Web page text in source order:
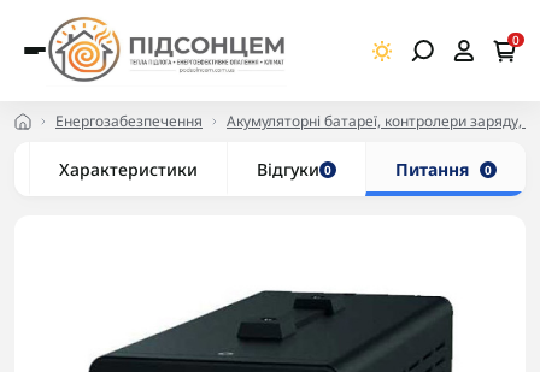
0
Енергозабезпечення Акумуляторні батареї, контролери заряду,
Характеристики Відгуки 0 Питання 0